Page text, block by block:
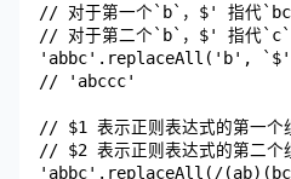
// 对于第一个`b`，$' 指代
// 对于第二个`b`，$' 指代`c`
'abbc'.replaceAll('b',
// 'abccc'
// $1 表示正则表达式的第一个
// $2 表示正则表达式的第二个
'abbc'.replaceAll(/